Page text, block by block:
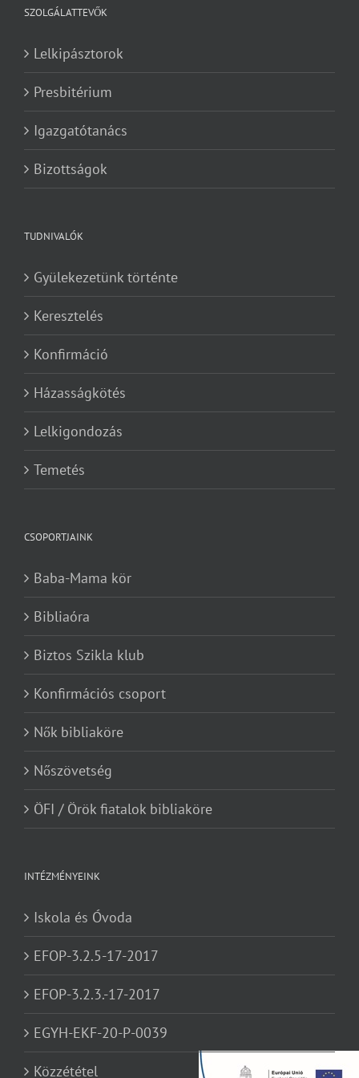
SZOLGÁLATTEVŐK
Lelkipásztorok
Presbitérium
Igazgatótanács
Bizottságok
TUDNIVALÓK
Gyülekezetünk történte
Keresztelés
Konfirmáció
Házasságkötés
Lelkigondozás
Temetés
CSOPORTJAINK
Baba-Mama kör
Bibliaóra
Biztos Szikla klub
Konfirmációs csoport
Nők bibliaköre
Nőszövetség
ÖFI / Örök fiatalok bibliaköre
INTÉZMÉNYEINK
Iskola és Óvoda
EFOP-3.2.5-17-2017
EFOP-3.2.3.-17-2017
EGYH-EKF-20-P-0039
Közzététel